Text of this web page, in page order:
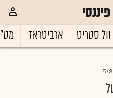
וול סטריט ארביטראז'
5/